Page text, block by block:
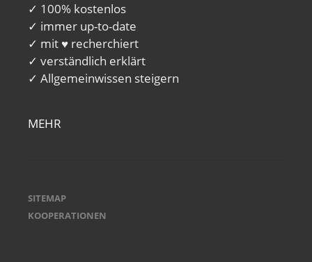
✓ 100% kostenlos
✓ immer up-to-date
✓ mit ♥ recherchiert
✓ verständlich erklärt
✓ Allgemeinwissen steigern
MEHR
SITEMAP
KOOPERATIONEN